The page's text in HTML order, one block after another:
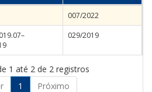
007/2022
029/2019
1 até 2 de 2 registros
1 Próximo